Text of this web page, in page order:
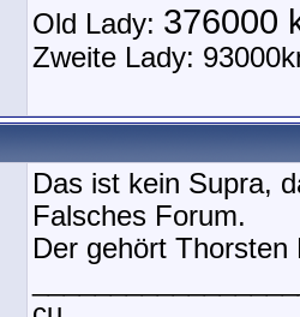
Old Lady: 376000
Zweite Lady:
Das ist kein Supra,
Falsches Forum.
Der gehört Thorsten